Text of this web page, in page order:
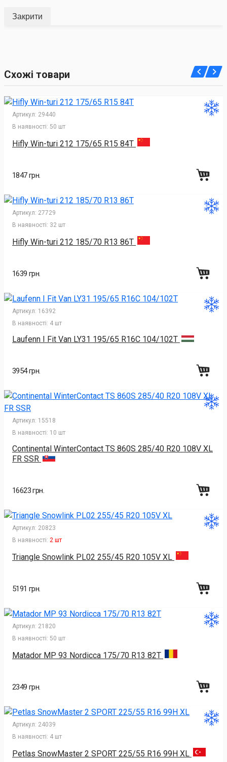
Закрити
Схожі товари
Артикул: 29440
В наявності: 50 шт
Hifly Win-turi 212 175/65 R15 84T
1847 грн.
Артикул: 27729
В наявності: 32 шт
Hifly Win-turi 212 185/70 R13 86T
1639 грн.
Артикул: 16392
В наявності: 4 шт
Laufenn I Fit Van LY31 195/65 R16C 104/102T
3954 грн.
Артикул: 15518
В наявності: 10 шт
Continental WinterContact TS 860S 285/40 R20 108V XL
FR SSR
16623 грн.
Артикул: 20823
В наявності: 2 шт
Triangle Snowlink PL02 255/45 R20 105V XL
5191 грн.
Артикул: 21820
В наявності: 50 шт
Matador MP 93 Nordicca 175/70 R13 82T
2349 грн.
Артикул: 24039
В наявності: 4 шт
Petlas SnowMaster 2 SPORT 225/55 R16 99H XL